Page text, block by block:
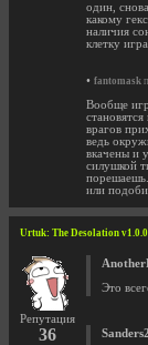
один,
какому
наличия
клетку
• fantomask
Вообще
врагов
ведь
вкачены и
силушкой
или
Urtuk: The Desolation
Репутация
36
Это